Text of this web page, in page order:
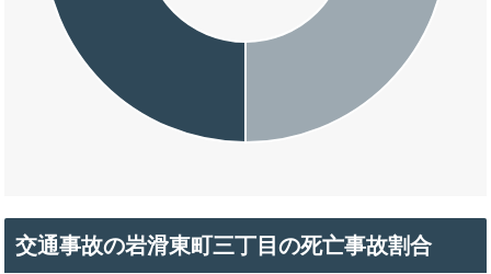
交通事故の岩滑東町三丁目の死亡事故割合